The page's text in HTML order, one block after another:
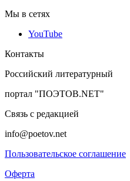
Мы в сетях
YouTube
Контакты
Российский литературный
портал "ПОЭТОВ.NET"
Связь с редакцией
info@poetov.net
Пользовательское соглашение
Оферта